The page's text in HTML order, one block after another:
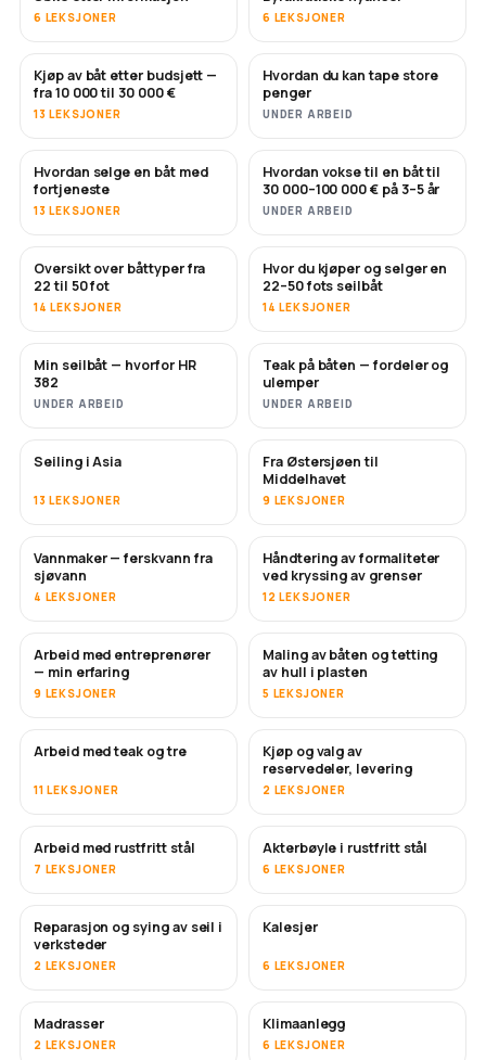
6 LEKSJONER 6 LEKSJONER
SNART
Kjøp av båt etter budsjett —
fra 10 000 til 30 000 €
13 LEKSJONER
SNART
Hvordan du kan tape store
penger
UNDER ARBEID
NYTT
Hvordan selge en båt med
fortjeneste
13 LEKSJONER
NYTT
Hvordan vokse til en båt til
30 000–100 000 € på 3–5 år
UNDER ARBEID
SNART
Oversikt over båttyper fra
22 til 50 fot
14 LEKSJONER
SNART
Hvor du kjøper og selger en
22–50 fots seilbåt
14 LEKSJONER
SNART
Min seilbåt — hvorfor HR
382
UNDER ARBEID
SNART
Teak på båten — fordeler og
ulemper
UNDER ARBEID
SNART
Seiling i Asia
13 LEKSJONER
SNART
Fra Østersjøen til
Middelhavet
9 LEKSJONER
SNART
Vannmaker — ferskvann fra
sjøvann
4 LEKSJONER
Håndtering av formaliteter
ved kryssing av grenser
12 LEKSJONER
SNART
Arbeid med entreprenører
— min erfaring
9 LEKSJONER
SNART
Maling av båten og tetting
av hull i plasten
5 LEKSJONER
Arbeid med teak og tre
11 LEKSJONER
SNART
Kjøp og valg av
reservedeler, levering
2 LEKSJONER
SNART
Arbeid med rustfritt stål
7 LEKSJONER
Akterbøyle i rustfritt stål
6 LEKSJONER
SNART
Reparasjon og sying av seil i
verksteder
2 LEKSJONER
Kalesjer
6 LEKSJONER
Madrasser
2 LEKSJONER
SNART
Klimaanlegg
6 LEKSJONER